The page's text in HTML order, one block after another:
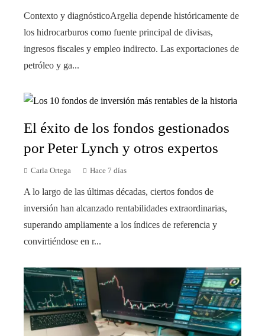
Contexto y diagnósticoArgelia depende históricamente de
los hidrocarburos como fuente principal de divisas,
ingresos fiscales y empleo indirecto. Las exportaciones de
petróleo y ga...
El éxito de los fondos gestionados
por Peter Lynch y otros expertos
Carla Ortega Hace 7 días
A lo largo de las últimas décadas, ciertos fondos de
inversión han alcanzado rentabilidades extraordinarias,
superando ampliamente a los índices de referencia y
convirtiéndose en r...